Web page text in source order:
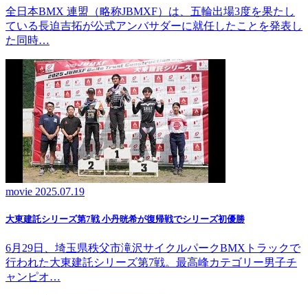
全日本BMX 連盟（略称JBMXF）は、五輪出場3度を果たし
ている長迫吉拓が公式アンバサダーに就任したことを発表し
た同時…
movie 2025.07.19
大東建託シリーズ第7戦 ⼩丹晄希が復帰戦でシリーズ初優勝
6月29日、埼玉県秩父市滝沢サイクルパークBMXトラックで
行われた大東建託シリーズ第7戦。最高峰カテゴリー男子チ
ャンピオ…